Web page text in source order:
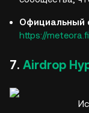
Официальный
https://
7. Airdrop